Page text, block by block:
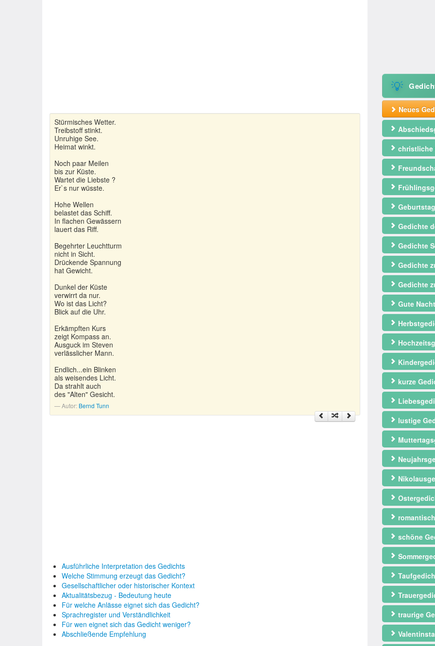
Stürmisches Wetter.
Treibstoff stinkt.
Unruhige See.
Heimat winkt.
Noch paar Meilen
bis zur Küste.
Wartet die Liebste ?
Er`s nur wüsste.
Hohe Wellen
belastet das Schiff.
In flachen Gewässern
lauert das Riff.
Begehrter Leuchtturm
nicht in Sicht.
Drückende Spannung
hat Gewicht.
Dunkel der Küste
verwirrt da nur.
Wo ist das Licht?
Blick auf die Uhr.
Erkämpften Kurs
zeigt Kompass an.
Ausguck im Steven
verlässlicher Mann.
Endlich...ein Blinken
als weisendes Licht.
Da strahlt auch
des "Alten" Gesicht.
Autor: Bernd Tunn
Ausführliche Interpretation des Gedichts
Welche Stimmung erzeugt das Gedicht?
Gesellschaftlicher oder historischer Kontext
Aktualitätsbezug - Bedeutung heute
Für welche Anlässe eignet sich das Gedicht?
Sprachregister und Verständlichkeit
Für wen eignet sich das Gedicht weniger?
Abschließende Empfehlung
💡
Neues
christliche
Gedichte
Gedichte
Gedichte
Gedichte
Gute
kurze
lustige
schöne
traurige